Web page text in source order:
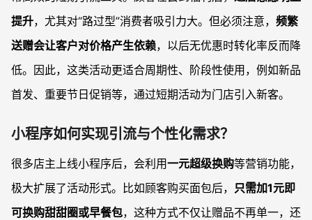
提升，尤其对“路过型”消费者吸引力大。但必须注意， 频繁
送赠会让客户对价格产生依赖，以后无优惠时转化率反而降
低。因此，这类活动更适合周期性、阶段性使用，例如新品
首发、重要节日促销等，通过短期活动为门店引入新客。
小程序如何实现引流与个性化需求？
很多店主上线小程序后，会利用一元超级换购等营销功能，
极大扩展了活动形式。比如顾客购买面包后， 只需加1元即
可换购甜甜圈或早餐包，这种方式不仅让赠品不再单一，还